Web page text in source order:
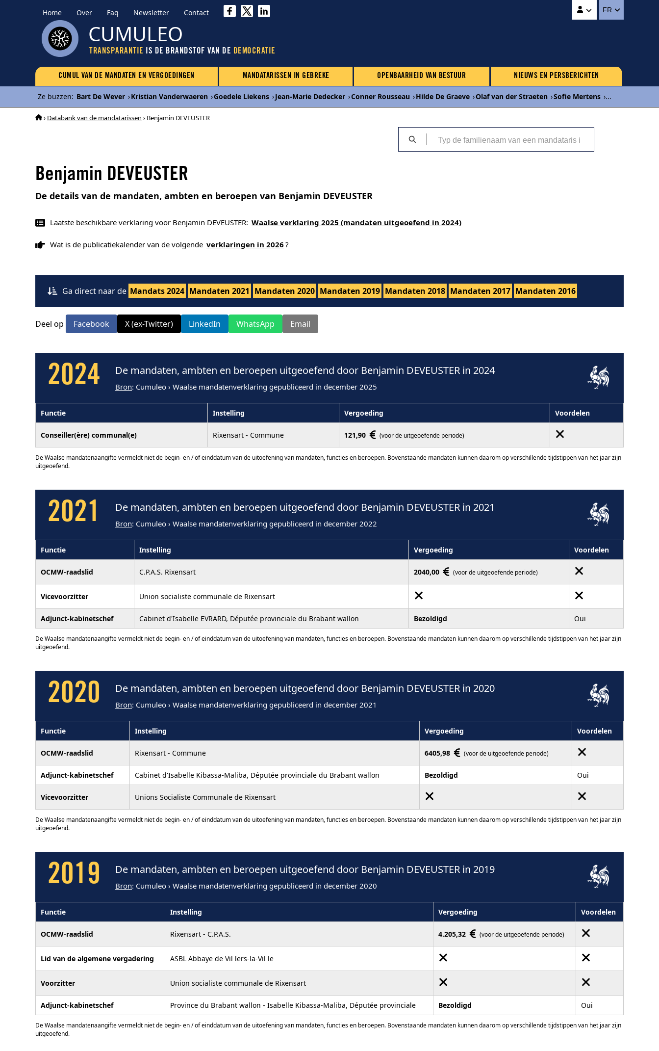
Home Over Faq Newsletter Contact FR
CUMULEO
TRANSPARANTIE IS DE BRANDSTOF VAN DE DEMOCRATIE
CUMUL VAN DE MANDATEN EN VERGOEDINGEN MANDATARISSEN IN GEBREKE OPENBAARHEID VAN BESTUUR NIEUWS EN PERSBERICHTEN
Ze buzzen: Bart De Wever ›Kristian Vanderwaeren ›Goedele Liekens ›Jean-Marie Dedecker ›Conner Rousseau ›Hilde De Graeve ›Olaf van der Straeten ›Sofie Mertens ›...
› Databank van de mandatarissen › Benjamin DEVEUSTER
Benjamin DEVEUSTER
De details van de mandaten, ambten en beroepen van Benjamin DEVEUSTER
Laatste beschikbare verklaring voor Benjamin DEVEUSTER: Waalse verklaring 2025 (mandaten uitgeoefend in 2024)
Wat is de publicatiekalender van de volgende verklaringen in 2026 ?
Ga direct naar de Mandats 2024 Mandaten 2021 Mandaten 2020 Mandaten 2019 Mandaten 2018 Mandaten 2017 Mandaten 2016
Deel op Facebook X (ex-Twitter) LinkedIn WhatsApp Email
2024 De mandaten, ambten en beroepen uitgeoefend door Benjamin DEVEUSTER in 2024
Bron: Cumuleo › Waalse mandatenverklaring gepubliceerd in december 2025
Functie Instelling Vergoeding Voordelen
Conseiller(ère) communal(e) Rixensart - Commune 121,90 (voor de uitgeoefende periode)
De Waalse mandatenaangifte vermeldt niet de begin- en / of einddatum van de uitoefening van mandaten, functies en beroepen. Bovenstaande mandaten kunnen daarom op verschillende tijdstippen van het jaar zijn
uitgeoefend.
2021 De mandaten, ambten en beroepen uitgeoefend door Benjamin DEVEUSTER in 2021
Bron: Cumuleo › Waalse mandatenverklaring gepubliceerd in december 2022
Functie Instelling Vergoeding Voordelen
OCMW-raadslid C.P.A.S. Rixensart 2040,00 (voor de uitgeoefende periode)
Vicevoorzitter Union socialiste communale de Rixensart
Adjunct-kabinetschef Cabinet d'Isabelle EVRARD, Députée provinciale du Brabant wallon Bezoldigd Oui
De Waalse mandatenaangifte vermeldt niet de begin- en / of einddatum van de uitoefening van mandaten, functies en beroepen. Bovenstaande mandaten kunnen daarom op verschillende tijdstippen van het jaar zijn
uitgeoefend.
2020 De mandaten, ambten en beroepen uitgeoefend door Benjamin DEVEUSTER in 2020
Bron: Cumuleo › Waalse mandatenverklaring gepubliceerd in december 2021
Functie Instelling Vergoeding Voordelen
OCMW-raadslid Rixensart - Commune 6405,98 (voor de uitgeoefende periode)
Adjunct-kabinetschef Cabinet d'Isabelle Kibassa-Maliba, Députée provinciale du Brabant wallon Bezoldigd Oui
Vicevoorzitter Unions Socialiste Communale de Rixensart
De Waalse mandatenaangifte vermeldt niet de begin- en / of einddatum van de uitoefening van mandaten, functies en beroepen. Bovenstaande mandaten kunnen daarom op verschillende tijdstippen van het jaar zijn
uitgeoefend.
2019 De mandaten, ambten en beroepen uitgeoefend door Benjamin DEVEUSTER in 2019
Bron: Cumuleo › Waalse mandatenverklaring gepubliceerd in december 2020
Functie Instelling Vergoeding Voordelen
OCMW-raadslid Rixensart - C.P.A.S. 4.205,32 (voor de uitgeoefende periode)
Lid van de algemene vergadering ASBL Abbaye de Vil lers-la-Vil le
Voorzitter Union socialiste communale de Rixensart
Adjunct-kabinetschef Province du Brabant wallon - Isabelle Kibassa-Maliba, Députée provinciale Bezoldigd Oui
De Waalse mandatenaangifte vermeldt niet de begin- en / of einddatum van de uitoefening van mandaten, functies en beroepen. Bovenstaande mandaten kunnen daarom op verschillende tijdstippen van het jaar zijn
uitgeoefend.